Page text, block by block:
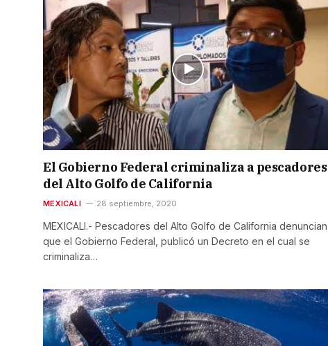
El Gobierno Federal criminaliza a pescadores
del Alto Golfo de California
MEXICALI 28 septiembre, 2020
MEXICALI.- Pescadores del Alto Golfo de California denuncian
que el Gobierno Federal, publicó un Decreto en el cual se
criminaliza…